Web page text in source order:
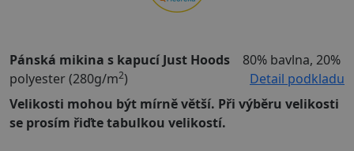
Pánská mikina s kapucí Just Hoods
80% bavlna, 20%
polyester (280g/m2)
Detail podkladu
Velikosti mohou být mírně větší. Při výběru velikosti
se prosím řiďte tabulkou velikostí.